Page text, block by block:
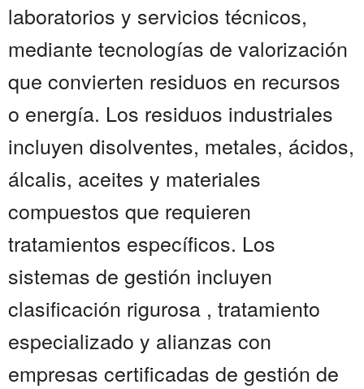
laboratorios y servicios técnicos,
mediante tecnologías de valorización
que convierten residuos en recursos
o energía. Los residuos industriales
incluyen disolventes, metales, ácidos,
álcalis, aceites y materiales
compuestos que requieren
tratamientos específicos. Los
sistemas de gestión incluyen
clasificación rigurosa , tratamiento
especializado y alianzas con
empresas certificadas de gestión de